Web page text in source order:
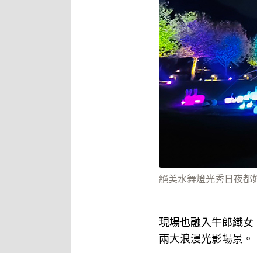
絕美水舞燈光秀日夜都
現場也融入牛郎織女
兩大浪漫光影場景。